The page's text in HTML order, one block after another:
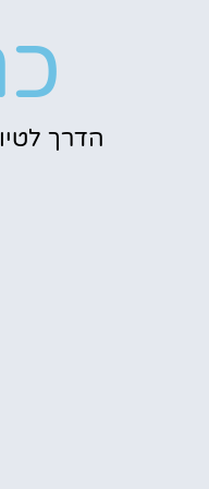
הדרך